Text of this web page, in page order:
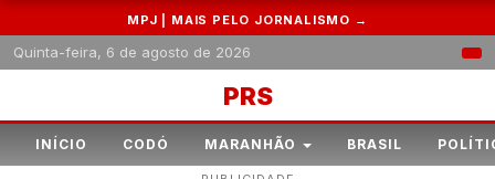
MPJ | MAIS PELO JORNALISMO →
Quinta-feira, 6 de agosto de 2026
PRS
INÍCIO CODÓ MARANHÃO BRASIL